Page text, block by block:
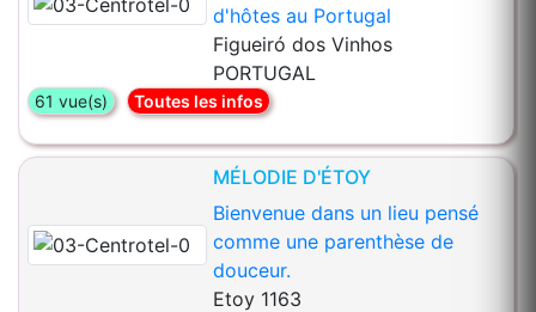
d'hôtes au Portugal
Figueiró dos Vinhos
PORTUGAL
61 vue(s) Toutes les infos
MÉLODIE D'ÉTOY
Bienvenue dans un lieu pensé
comme une parenthèse de
douceur.
Etoy 1163